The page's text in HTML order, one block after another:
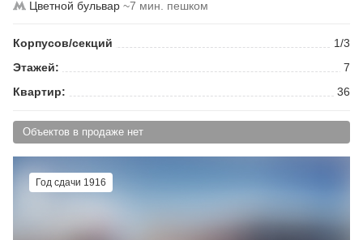
Цветной бульвар ~7 мин. пешком
Корпусов/секций
1/3
Этажей:
7
Квартир:
36
Объектов в продаже нет
Год сдачи 1916